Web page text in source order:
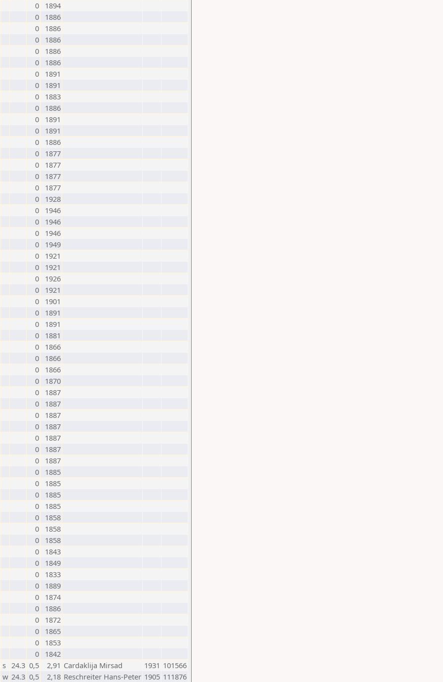
0
1894
0
1886
0
1886
0
1886
0
1886
0
1886
0
1891
0
1891
0
1883
0
1886
0
1891
0
1891
0
1886
0
1877
0
1877
0
1877
0
1877
0
1928
0
1946
0
1946
0
1946
0
1949
0
1921
0
1921
0
1926
0
1921
0
1901
0
1891
0
1891
0
1881
0
1866
0
1866
0
1866
0
1870
0
1887
0
1887
0
1887
0
1887
0
1887
0
1887
0
1887
0
1885
0
1885
0
1885
0
1885
0
1858
0
1858
0
1858
0
1843
0
1849
0
1833
0
1889
0
1874
0
1886
0
1872
0
1865
0
1853
0
1842
s 24.3 0,5 2,91 Cardaklija Mirsad 1931 101566
w 24.3 0,5 2,18 Reschreiter Hans-Peter 1905 111876